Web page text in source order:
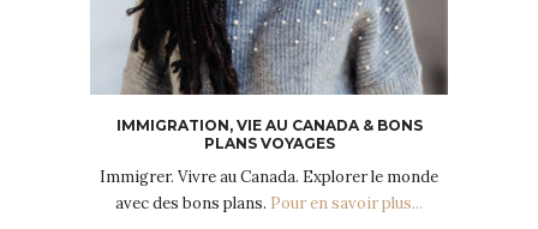
IMMIGRATION, VIE AU CANADA & BONS
PLANS VOYAGES
Immigrer. Vivre au Canada. Explorer le monde
avec des bons plans. Pour en savoir plus...